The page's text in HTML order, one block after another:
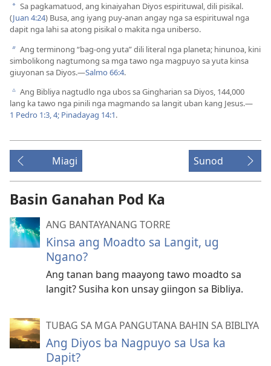
a Sa pagkamatuod, ang kinaiyahan Diyos espirituwal, dili pisikal.
(Juan 4:24) Busa, ang iyang puy-anan angay nga sa espirituwal nga
dapit nga lahi sa atong pisikal o makita nga uniberso.
b Ang terminong “bag-ong yuta” dili literal nga planeta; hinunoa, kini
simbolikong nagtumong sa mga tawo nga magpuyo sa yuta kinsa
giuyonan sa Diyos.—Salmo 66:4.
c Ang Bibliya nagtudlo nga ubos sa Gingharian sa Diyos, 144,000
lang ka tawo nga pinili nga magmando sa langit uban kang Jesus.—
1 Pedro 1:3, 4; Pinadayag 14:1.
Miagi Sunod
Basin Ganahan Pod Ka
ANG BANTAYANANG TORRE
Kinsa ang Moadto sa Langit, ug
Ngano?
Ang tanan bang maayong tawo moadto sa
langit? Susiha kon unsay giingon sa Bibliya.
TUBAG SA MGA PANGUTANA BAHIN SA BIBLIYA
Ang Diyos ba Nagpuyo sa Usa ka
Dapit?